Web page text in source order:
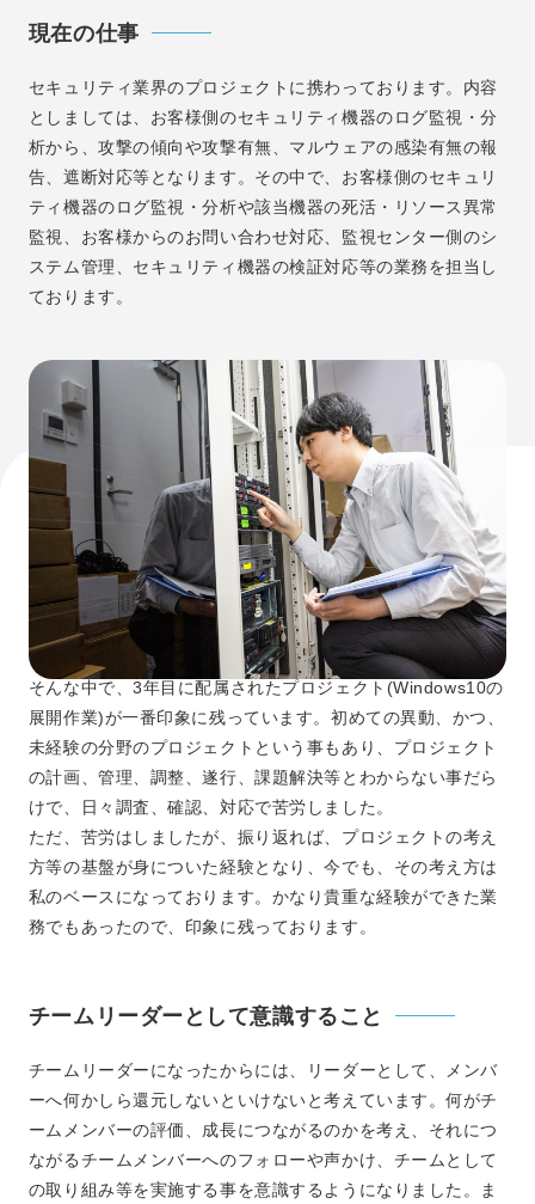
現在の仕事
セキュリティ業界のプロジェクトに携わっております。内容
としましては、お客様側のセキュリティ機器のログ監視・分
析から、攻撃の傾向や攻撃有無、マルウェアの感染有無の報
告、遮断対応等となります。その中で、お客様側のセキュリ
ティ機器のログ監視・分析や該当機器の死活・リソース異常
監視、お客様からのお問い合わせ対応、監視センター側のシ
ステム管理、セキュリティ機器の検証対応等の業務を担当し
ております。
これまでで一番印象に残っているプロジ
ェクト
そんな中で、3年目に配属されたプロジェクト(Windows10の
展開作業)が一番印象に残っています。初めての異動、かつ、
未経験の分野のプロジェクトという事もあり、プロジェクト
の計画、管理、調整、遂行、課題解決等とわからない事だら
けで、日々調査、確認、対応で苦労しました。
ただ、苦労はしましたが、振り返れば、プロジェクトの考え
方等の基盤が身についた経験となり、今でも、その考え方は
私のベースになっております。かなり貴重な経験ができた業
務でもあったので、印象に残っております。
チームリーダーとして意識すること
チームリーダーになったからには、リーダーとして、メンバ
ーへ何かしら還元しないといけないと考えています。何がチ
ームメンバーの評価、成長につながるのかを考え、それにつ
ながるチームメンバーへのフォローや声かけ、チームとして
の取り組み等を実施する事を意識するようになりました。ま